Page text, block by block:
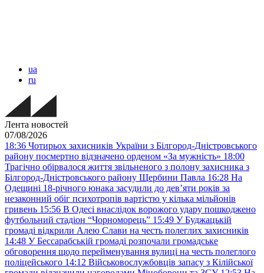
ua
ru
Лента новостей
07/08/2026
18:36 Чотирьох захисників України з Білгород-Дністровського
району посмертно відзначено орденом «За мужність» 18:00
Трагічно обірвалося життя звільненого з полону захисника з
Білгород-Дністровського району Щербини Павла 16:28 На
Одещині 18-річного юнака засудили до дев’яти років за
незаконний обіг психотропів вартістю у кілька мільйонів
гривень 15:56 В Одесі внаслідок ворожого удару пошкоджено
футбольний стадіон “Чорноморець” 15:49 У Буджацькій
громаді відкрили Алею Слави на честь полеглих захисників
14:48 У Бессарабській громаді розпочали громадське
обговорення щодо перейменування вулиці на честь полеглого
поліцейського 14:12 Військовослужбовців запасу з Кілійської